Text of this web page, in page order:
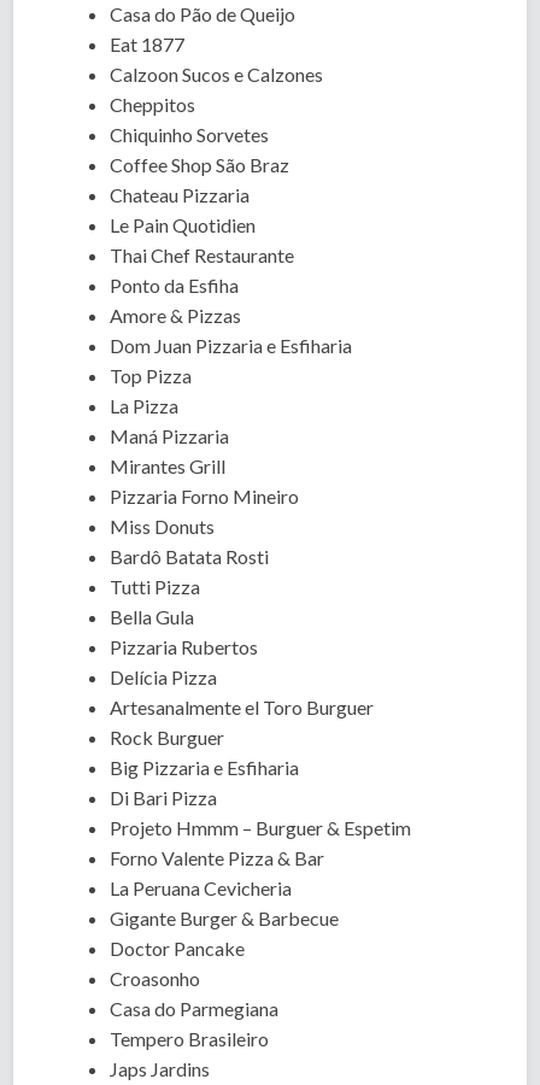
Casa do Pão de Queijo
Eat 1877
Calzoon Sucos e Calzones
Cheppitos
Chiquinho Sorvetes
Coffee Shop São Braz
Chateau Pizzaria
Le Pain Quotidien
Thai Chef Restaurante
Ponto da Esfiha
Amore & Pizzas
Dom Juan Pizzaria e Esfiharia
Top Pizza
La Pizza
Maná Pizzaria
Mirantes Grill
Pizzaria Forno Mineiro
Miss Donuts
Bardô Batata Rosti
Tutti Pizza
Bella Gula
Pizzaria Rubertos
Delícia Pizza
Artesanalmente el Toro Burguer
Rock Burguer
Big Pizzaria e Esfiharia
Di Bari Pizza
Projeto Hmmm – Burguer & Espetim
Forno Valente Pizza & Bar
La Peruana Cevicheria
Gigante Burger & Barbecue
Doctor Pancake
Croasonho
Casa do Parmegiana
Tempero Brasileiro
Japs Jardins